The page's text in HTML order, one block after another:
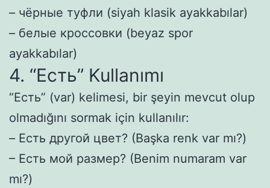
– чёрные туфли (siyah klasik ayakkabılar)
– белые кроссовки (beyaz spor
ayakkabılar)
4. “Есть” Kullanımı
“Есть” (var) kelimesi, bir şeyin mevcut olup
olmadığını sormak için kullanılır:
– Есть другой цвет? (Başka renk var mı?)
– Есть мой размер? (Benim numaram var
mı?)